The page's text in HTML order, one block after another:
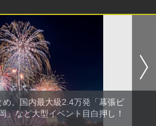
。国内最大級2.4万発「幕張ビ
」など大型イベント目白押し！